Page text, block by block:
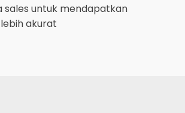
sales untuk mendapatkan
akurat